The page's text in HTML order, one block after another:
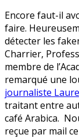
Encore faut-il
faire.
détecter les
Charrier,
membre de
remarqué une
journaliste
traitant entre
café Arabica.
reçue par mail